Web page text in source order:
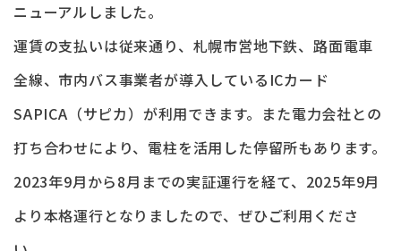
ニューアルしました。
運賃の支払いは従来通り、札幌市営地下鉄、路面電車
全線、市内バス事業者が導入しているICカード
SAPICA（サピカ）が利用できます。また電力会社との
打ち合わせにより、電柱を活用した停留所もあります。
2023年9月から8月までの実証運行を経て、2025年9月
より本格運行となりましたので、ぜひご利用くださ